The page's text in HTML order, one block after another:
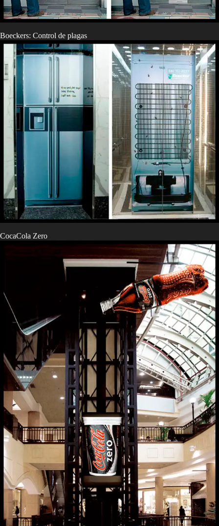
Boeckers: Control de plagas
CocaCola Zero